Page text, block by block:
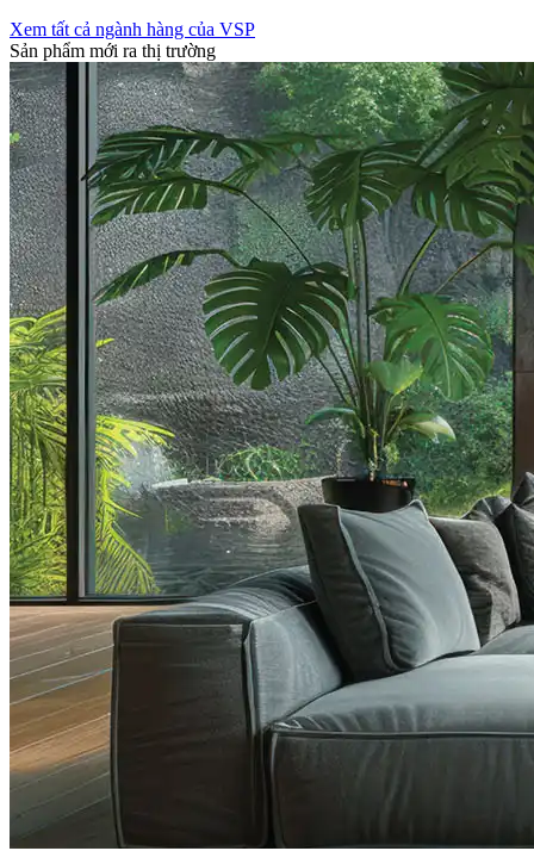
Xem tất cả ngành hàng của VSP
Sản phẩm mới ra thị trường